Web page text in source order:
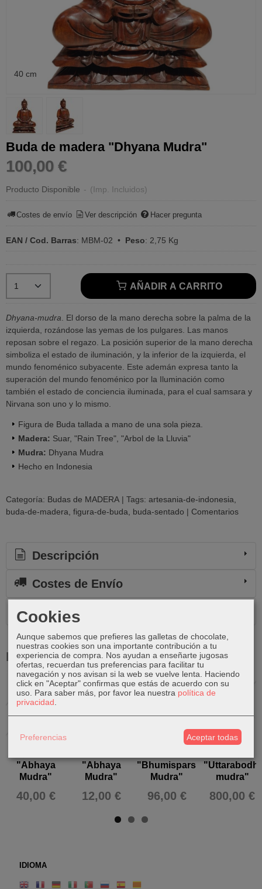
IDIOMA
40 cm
Buda de madera "Dhyana Mudra"
100,00 €
Producto Disponible - (Imp. Incluidos)
Costes de envío Ver descripción Hacer pregunta
EAN / Cod. Barras: MBM-02 • Peso: 2,75 Kg
AÑADIR A CARRITO
Dhyana-mudra . El dorso de la mano derecha sobre la palma de la
izquierda, rozándose las yemas de los pulgares. Las manos
reposan sobre el regazo. La posición superior de la mano derecha
simboliza el estado de iluminación, y la inferior de la izquierda, el
mundo fenoménico subyacente. Este ademán expresa tanto la
superación del mundo fenoménico por la Iluminación como
también el estado de conciencia iluminada, para el cual samsara y
Nirvana son uno y lo mismo.
Figura de Buda tallada a mano de una sola pieza.
Madera: Suar, "Rain Tree", "Arbol de la Lluvia"
Mudra: Dhyana Mudra
Hecho en Indonesia
Categoría: Budas de MADERA | Tags: artesania-de-indonesia
buda-de-madera figura-de-buda buda-sentado | Comentarios
Descripción
Costes de Envío
Comentarios
Productos Relacionados
Agotado
Buda de
"Abhaya
Mudra"
40,00 €
"Abhaya
Mudra"
12,00 €
Agotado
Buda de
"Bhumisparsha
Mudra"
96,00 €
Agotado
Buda de
"Uttarabodhi
mudra"
800,00 €
Cookies
Aunque sabemos que prefieres las galletas de chocolate,
nuestras cookies son una importante contribución a tu
experiencia de compra. Nos ayudan a enseñarte jugosas
ofertas, recuerdan tus preferencias para facilitar tu
navegación y nos avisan si la web se vuelve lenta. Haciendo
click en "Aceptar" confirmas que estás de acuerdo con su
uso. Para saber más, por favor lea nuestra política de
privacidad
Preferencias Aceptar todas